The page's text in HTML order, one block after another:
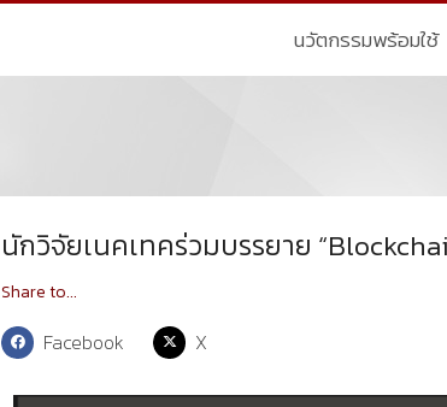
นวัตกรรมพร้อมใช้
นักวิจัยเนคเทคร่วมบรรยาย
Share to...
Facebook X